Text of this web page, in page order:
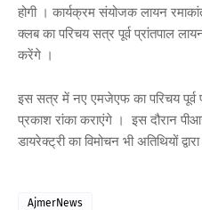
होगी । कार्यक्रम संयोजक लायन
क्लब का परिचय सत्र पूर्व प्रांतपाल
करेंगे ।
इस सत्र में नए एमजेएफ का परिचय पूर्व
प्रकाश रांका कराएंगे । इस दौरान
डायरेक्ट्री का विमोचन भी अतिथियों
AjmerNews